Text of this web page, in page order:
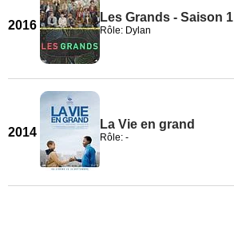
2016
Les Grands - Saison 1
Rôle: Dylan
2014
La Vie en grand
Rôle: -